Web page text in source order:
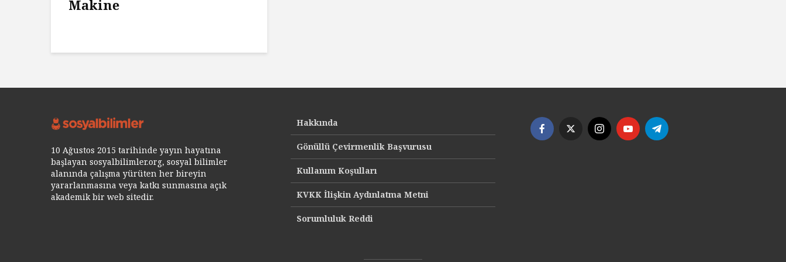
Makine
10 Ağustos 2015 tarihinde yayın hayatına
başlayan sosyalbilimler.org, sosyal bilimler
alanında çalışma yürüten her bireyin
yararlanmasına veya katkı sunmasına açık
akademik bir web sitedir.
Hakkında
Gönüllü Çevirmenlik Başvurusu
Kullanım Koşulları
KVKK İlişkin Aydınlatma Metni
Sorumluluk Reddi